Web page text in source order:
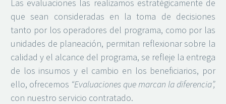
Las evaluaciones las realizamos estratégicamente de
que sean consideradas en la toma de decisiones
tanto por los operadores del programa, como por las
unidades de planeación, permitan reflexionar sobre la
calidad y el alcance del programa, se refleje la entrega
de los insumos y el cambio en los beneficiarios, por
ello, ofrecemos “Evaluaciones que marcan la diferencia”,
con nuestro servicio contratado.